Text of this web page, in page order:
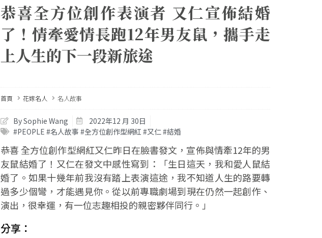
恭喜全方位創作表演者 又仁宣佈結婚
了！情牽愛情長跑12年男友鼠，攜手走
上人生的下一段新旅途
首頁 花嫁名人 名人故事
By Sophie Wang
2022年12 月 30日
#PEOPLE #名人故事 #全方位創作型網紅 #又仁 #結婚
恭喜 全方位創作型網紅又仁昨日在臉書發文，宣佈與情牽12年的男
友鼠結婚了！又仁在發文中感性寫到：「生日這天，我和愛人鼠結
婚了。如果十幾年前我沒有踏上表演這途，我不知道人生的路要轉
過多少個彎，才能遇見你。從以前專職劇場到現在仍然一起創作、
演出，很幸運，有一位志趣相投的親密夥伴同行。」
分享：